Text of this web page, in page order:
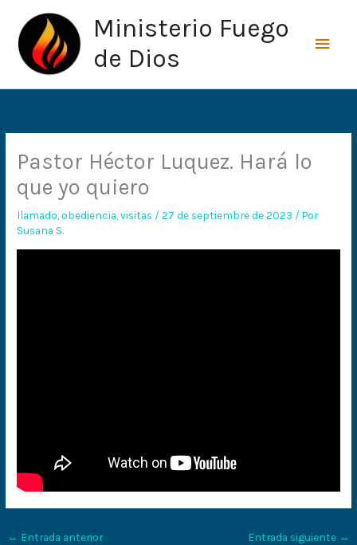
contenido
Ministerio Fuego
de Dios
Pastor Héctor Luquez. Hará lo
que yo quiero
llamado ,obediencia ,visitas /27 de septiembre de 2023 / Por
Susana S.
← Entrada anterior Entrada siguiente →